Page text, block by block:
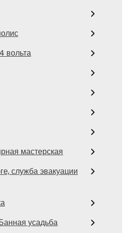
вольта
мастерская
служба эвакуации
усадьба